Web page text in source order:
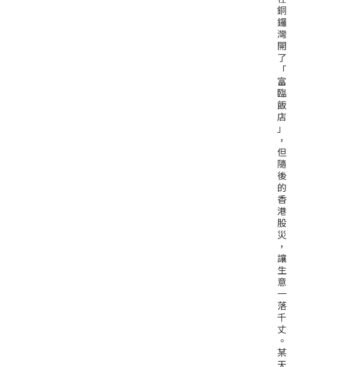
銅
鑼
灣
開
了
「
富
臨
飯
店
」
，
但
隨
後
的
香
港
股
災
，
讓
生
意
一
落
千
丈
。
某
天